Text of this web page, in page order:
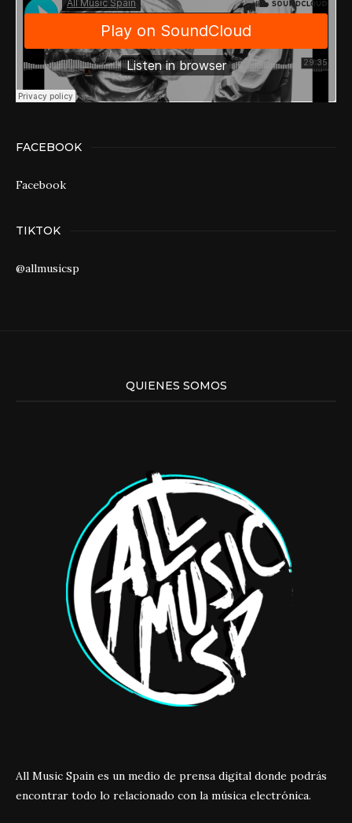
FACEBOOK
Facebook
TIKTOK
@allmusicsp
QUIENES SOMOS
All Music Spain es un medio de prensa digital donde podrás
encontrar todo lo relacionado con la música electrónica.